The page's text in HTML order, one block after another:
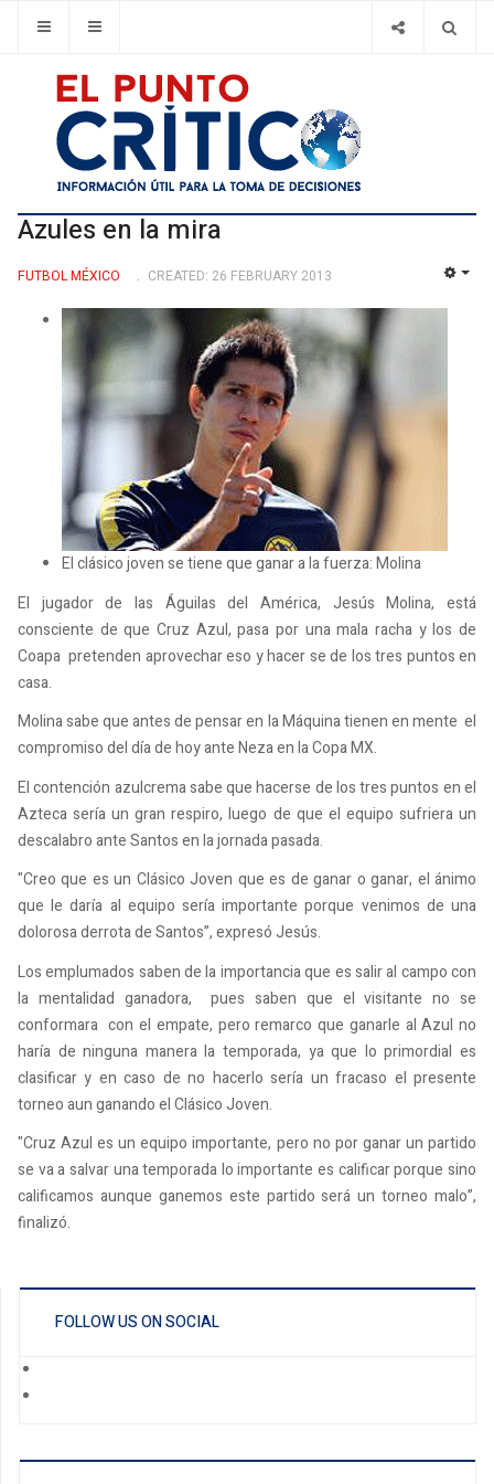
Azules en la mira
FUTBOL MÉXICO CREATED: 26 FEBRUARY 2013
El clásico joven se tiene que ganar a la fuerza: Molina
El jugador de las Águilas del América, Jesús Molina, está
consciente de que Cruz Azul, pasa por una mala racha y los de
Coapa pretenden aprovechar eso y hacer se de los tres puntos en
casa.
Molina sabe que antes de pensar en la Máquina tienen en mente el
compromiso del día de hoy ante Neza en la Copa MX.
El contención azulcrema sabe que hacerse de los tres puntos en el
Azteca sería un gran respiro, luego de que el equipo sufriera un
descalabro ante Santos en la jornada pasada.
"Creo que es un Clásico Joven que es de ganar o ganar, el ánimo
que le daría al equipo sería importante porque venimos de una
dolorosa derrota de Santos”, expresó Jesús.
Los emplumados saben de la importancia que es salir al campo con
la mentalidad ganadora, pues saben que el visitante no se
conformara con el empate, pero remarco que ganarle al Azul no
haría de ninguna manera la temporada, ya que lo primordial es
clasificar y en caso de no hacerlo sería un fracaso el presente
torneo aun ganando el Clásico Joven.
"Cruz Azul es un equipo importante, pero no por ganar un partido
se va a salvar una temporada lo importante es calificar porque sino
calificamos aunque ganemos este partido será un torneo malo”,
finalizó.
FOLLOW US ON SOCIAL